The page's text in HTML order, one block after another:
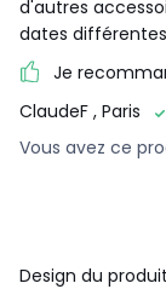
d'autres
dates
Je
ClaudeF , Paris
Vous avez ce
Design du produit